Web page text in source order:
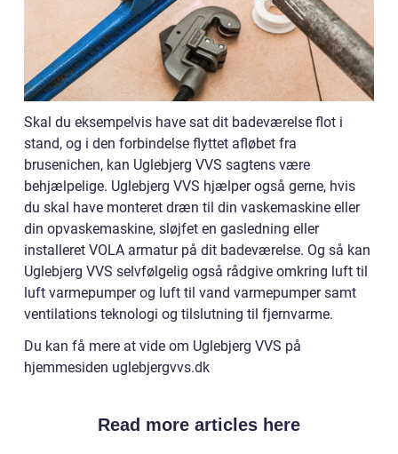
Skal du eksempelvis have sat dit badeværelse flot i
stand, og i den forbindelse flyttet afløbet fra
brusenichen, kan Uglebjerg VVS sagtens være
behjælpelige. Uglebjerg VVS hjælper også gerne, hvis
du skal have monteret dræn til din vaskemaskine eller
din opvaskemaskine, sløjfet en gasledning eller
installeret VOLA armatur på dit badeværelse. Og så kan
Uglebjerg VVS selvfølgelig også rådgive omkring luft til
luft varmepumper og luft til vand varmepumper samt
ventilations teknologi og tilslutning til fjernvarme.
Du kan få mere at vide om Uglebjerg VVS på
hjemmesiden uglebjergvvs.dk
Read more articles here